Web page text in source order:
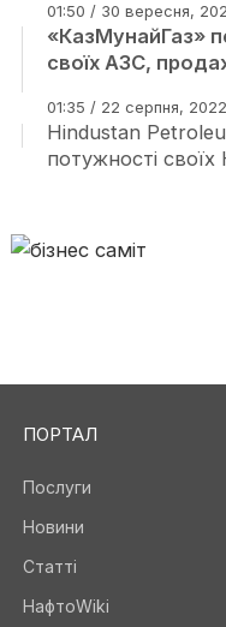
01:50 / 30 вересня,
«КазМунайГаз»
своїх АЗС,
01:35 / 22 серпня, 2022
Hindustan
потужності
ПОРТАЛ
Послуги
Новини
Статті
НафтоWiki